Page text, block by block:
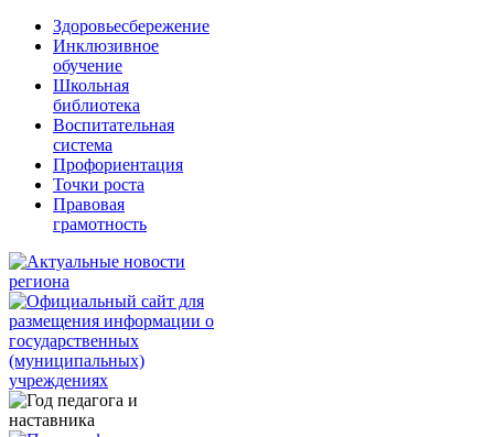
Здоровьесбережение
Инклюзивное
обучение
Школьная
библиотека
Воспитательная
система
Профориентация
Точки роста
Правовая
грамотность